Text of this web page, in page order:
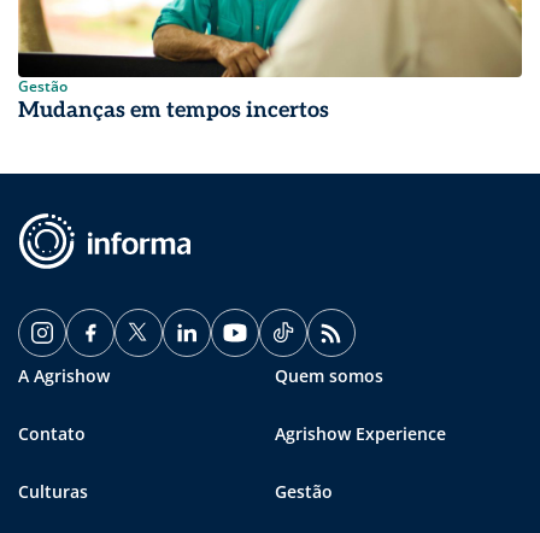
Gestão
Mudanças em tempos incertos
A Agrishow Quem somos
Contato Agrishow Experience
Culturas Gestão